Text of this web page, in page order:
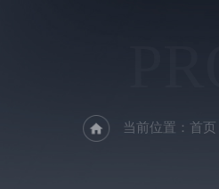
当前位置： 首页